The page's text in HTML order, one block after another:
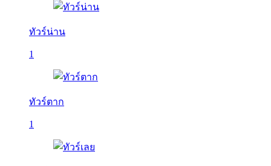
ทัวร์น่าน
1
ทัวร์ตาก
1